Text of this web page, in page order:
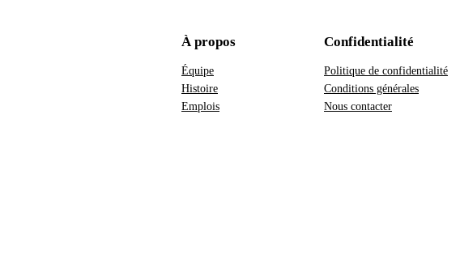
À propos
Équipe
Histoire
Emplois
Confidentialité
Politique de confidentialité
Conditions générales
Nous contacter